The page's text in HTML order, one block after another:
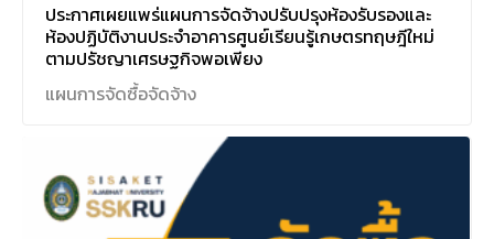
ประกาศเผยแพร่แผนการจัดจ้างปรับปรุงห้องรับรองและ
ห้องปฏิบัติงานประจำอาคารศูนย์เรียนรู้เกษตรทฤษฎีใหม่
ตามปรัชญาเศรษฐกิจพอเพียง
แผนการจัดซื้อจัดจ้าง